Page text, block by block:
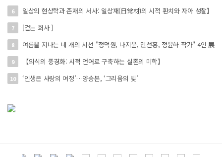
6 일상의 현상학과 존재의 서사: 일상재(日常材)의 시적 환치와 자아 성찰】
7 [걷는 회사 ]
8 여름을 지나는 네 개의 시선 "정덕원, 나지윤, 민선홍, 정윤하 작가" 4인 展
9 【의식의 풍경화: 시적 언어로 구축하는 실존의 미학】
10 ‘인생은 사랑의 여정’…양승본, ‘그리움의 빛’